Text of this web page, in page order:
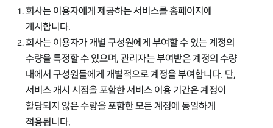
회사는 이용자에게 제공하는 서비스를 홈페이지에
게시합니다.
회사는 이용자가 개별 구성원에게 부여할 수 있는 계정의
수량을 특정할 수 있으며, 관리자는 부여받은 계정의 수량
내에서 구성원들에게 개별적으로 계정을 부여합니다. 단,
서비스 개시 시점을 포함한 서비스 이용 기간은 계정이
할당되지 않은 수량을 포함한 모든 계정에 동일하게
적용됩니다.